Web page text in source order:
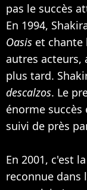
pas le succès
En 1994,
Oasis et chante
autres acteurs,
plus tard.
descalzos. Le
énorme
suivi de près
En 2001, c'est
reconnue dans